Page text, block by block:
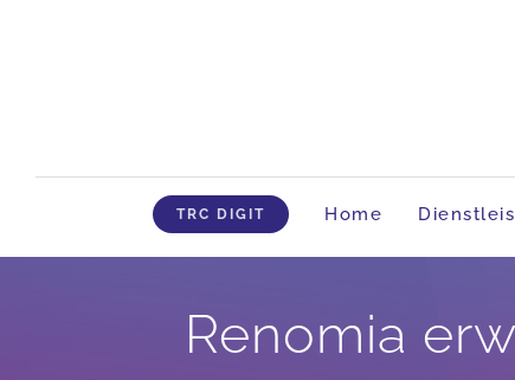
TRC DIGIT Home
Renomia